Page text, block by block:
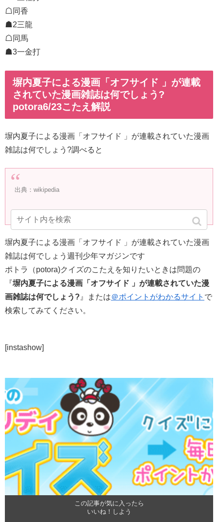
☖同香
☗2三龍
☖同馬
☗3一金打
塀内夏子による漫画「オフサイド 」が連載
されていた漫画雑誌は何でしょう?
potora6/23こたえ解説
塀内夏子による漫画「オフサイド 」が連載されていた漫画
雑誌は何でしょう?調べると
出典：wikipedia
塀内夏子による漫画「オフサイド 」が連載されていた漫画
雑誌は何でしょう週刊少年マガジンです
ポトラ（potora)クイズのこたえを知りたいときは問題の
『塀内夏子による漫画「オフサイド 」が連載されていた漫
画雑誌は何でしょう? 』または＠ポイントがわかるサイト で
検索してみてください。
[instashow]
この記事が気に入ったら
いいね！しよう